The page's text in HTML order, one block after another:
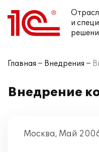
и
Главная Внедрения
Внедрение
Москва, Май